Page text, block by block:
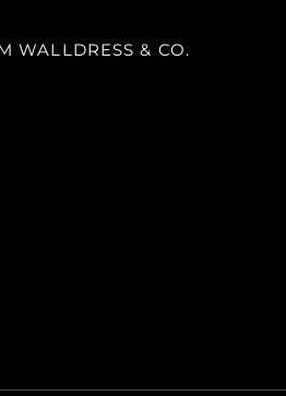
WALLDRESS & CO.